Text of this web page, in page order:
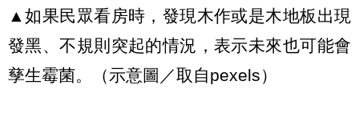
▲如果民眾看房時，發現木作或是木地板出現
發黑、不規則突起的情況，表示未來也可能會
孳生霉菌。（示意圖／取自pexels）